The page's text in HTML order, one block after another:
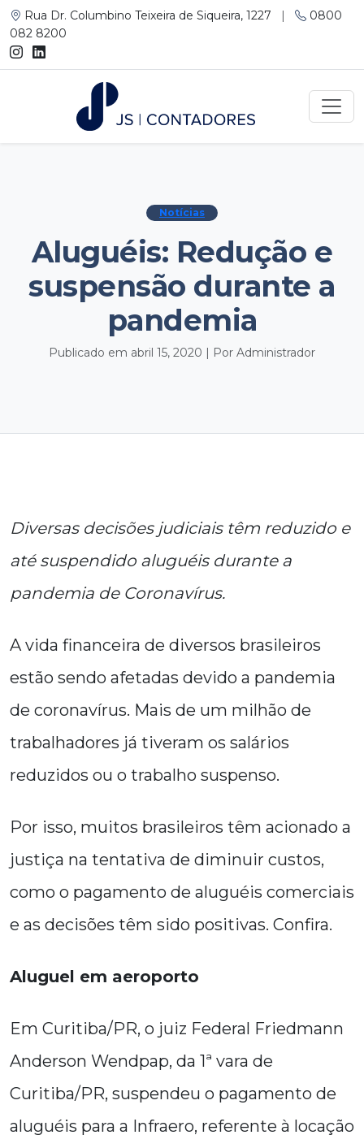
Rua Dr. Columbino Teixeira de Siqueira, 1227 |
0800
082 8200
Notícias
Aluguéis: Redução e
suspensão durante a
pandemia
Publicado em abril 15, 2020 | Por Administrador
Diversas decisões judiciais têm reduzido e
até suspendido aluguéis durante a
pandemia de Coronavírus.
A vida financeira de diversos brasileiros
estão sendo afetadas devido a pandemia
de coronavírus. Mais de um milhão de
trabalhadores já tiveram os salários
reduzidos ou o trabalho suspenso.
Por isso, muitos brasileiros têm acionado a
justiça na tentativa de diminuir custos,
como o pagamento de aluguéis comerciais
e as decisões têm sido positivas. Confira.
Aluguel em aeroporto
Em Curitiba/PR, o juiz Federal Friedmann
Anderson Wendpap, da 1ª vara de
Curitiba/PR, suspendeu o pagamento de
aluguéis para a Infraero, referente à locação